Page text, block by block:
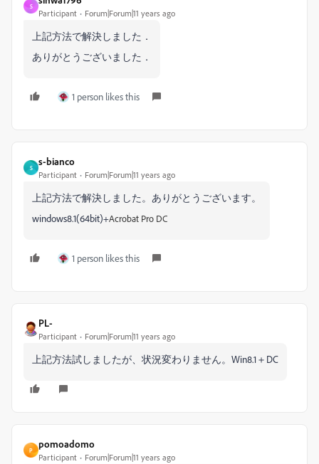
S
Participant Forum|Forum|11 years ago
上記方法で解決しました．
ありがとうございました．
1 person likes this
S
s-bianco
Participant Forum|Forum|11 years ago
上記方法で解決しました。ありがとうございます。
windows8.1(64bit)+Acrobat Pro DC
1 person likes this
PL-
Participant Forum|Forum|11 years ago
上記方法試しましたが、状況変わりません。Win8.1＋DC
P
pomoadomo
Participant Forum|Forum|11 years ago